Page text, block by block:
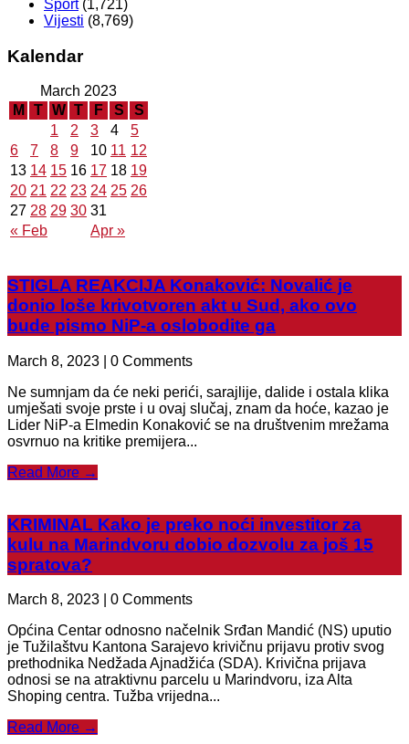
Sport(1,721)
Vijesti (8,769)
Kalendar
March 2023
M
T W T F S S
« Feb Apr »
1 2 3 4
5
6
7 8 9 10 11 12
13 14 15 16 17 18 19
20 21 22 23 24 25 26
27 28 29 30 31
STIGLA REAKCIJA Konaković: Novalić je
donio loše krivotvoren akt u Sud, ako ovo
bude pismo NiP-a oslobodite ga
March 8, 2023 | 0 Comments
Ne sumnjam da će neki perići, sarajlije, dalide i ostala klika
umješati svoje prste i u ovaj slučaj, znam da hoće, kazao je
Lider NiP-a Elmedin Konaković se na društvenim mrežama
osvrnuo na kritike premijera...
Read More →
KRIMINAL Kako je preko noći investitor za
kulu na Marindvoru dobio dozvolu za još 15
spratova?
March 8, 2023 | 0 Comments
Općina Centar odnosno načelnik Srđan Mandić (NS) uputio
je Tužilaštvu Kantona Sarajevo krivičnu prijavu protiv svog
prethodnika Nedžada Ajnadžića (SDA). Krivična prijava
odnosi se na atraktivnu parcelu u Marindvoru, iza Alta
Shoping centra. Tužba vrijedna...
Read More →